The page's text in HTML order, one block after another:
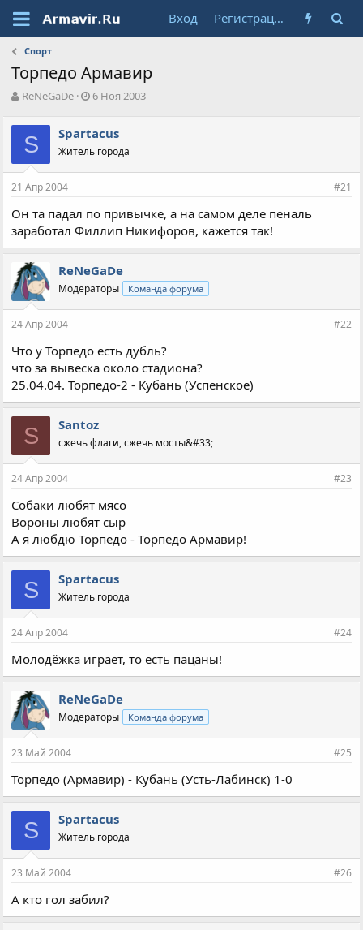
Вход Регистрация
Спорт
Торпедо Армавир
А
т
о
р
т
е
ы
ReNeGaDe
Д
а
н
л
а
6 Ноя 2003
S Spartacus
Житель города
21 Апр 2004 #21
Он та падал по привычке, а на самом деле пеналь
заработал Филлип Никифоров, кажется так!
ReNeGaDe
Модераторы Команда форума
24 Апр 2004 #22
Что у Торпедо есть дубль?
что за вывеска около стадиона?
25.04.04. Торпедо-2 - Кубань (Успенское)
S Santoz
сжечь флаги, сжечь мосты&#33;
24 Апр 2004 #23
Собаки любят мясо
Вороны любят сыр
А я любдю Торпедо - Торпедо Армавир!
S Spartacus
Житель города
24 Апр 2004 #24
Молодёжка играет, то есть пацаны!
ReNeGaDe
Модераторы Команда форума
23 Май 2004 #25
Торпедо (Армавир) - Кубань (Усть-Лабинск) 1-0
S Spartacus
Житель города
23 Май 2004 #26
А кто гол забил?